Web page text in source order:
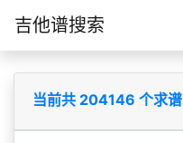
吉他谱搜索
当前共 204146 个求谱